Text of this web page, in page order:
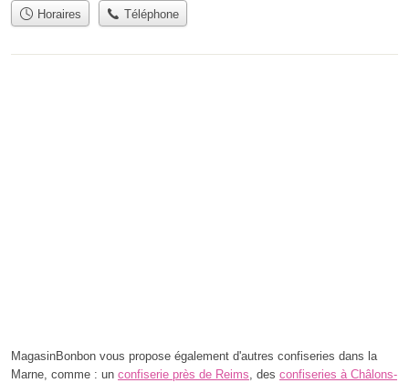
Horaires Téléphone
MagasinBonbon vous propose également d'autres confiseries dans la
Marne, comme : un confiserie près de Reims , des confiseries à Châlons-